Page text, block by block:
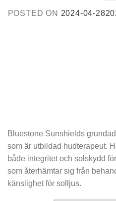
POSTED ON 2024-04-28
Bluestone Sunshields
som är utbildad hudterapeut.
både integritet och solskydd
som återhämtar sig från
känslighet för solljus.